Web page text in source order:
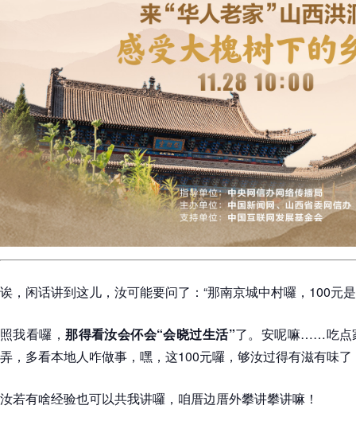
诶，闲话讲到这儿，汝可能要问了：“那南京城中村囉，100元
照我看囉，那得看汝会伓会“会晓过生活”了。安呢嘛……吃点
弄，多看本地人咋做事，嘿，这100元囉，够汝过得有滋有味了
汝若有啥经验也可以共我讲囉，咱厝边厝外攀讲攀讲嘛！